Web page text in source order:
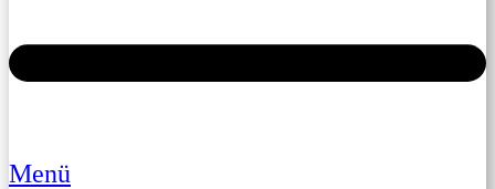
Menü